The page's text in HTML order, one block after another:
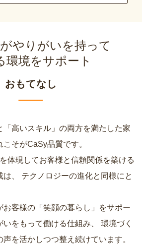
やりがいを持って
環境をサポート
おもてなし
「高いスキル」の両方を満たした家
そがCaSy品質です。
体現してお客様と信頼関係を築ける
、
お客様の「笑顔の暮らし」をサポー
いをもって働ける仕組み、
を活かしつつ整え続けています。